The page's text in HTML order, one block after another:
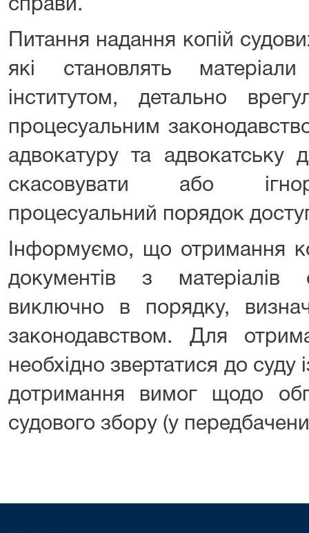
справи.
Питання надання копій
які становлять
інститутом, детально
процесуальним
адвокатуру та адвокатську
скасовувати або
процесуальний порядок
Інформуємо, що отримання
документів з матеріалів
виключно в порядку,
законодавством. Для
необхідно звертатися до суду
дотримання вимог щодо
судового збору (у